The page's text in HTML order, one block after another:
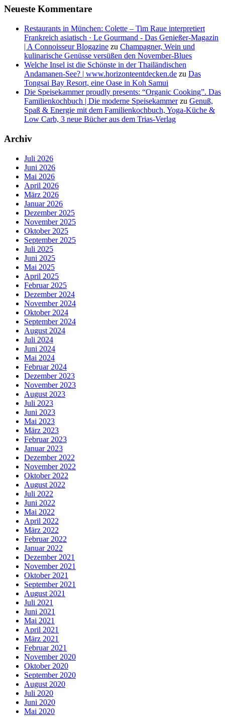
Neueste Kommentare
Restaurants in München: Colette – Tim Raue interpretiert
Frankreich asiatisch · Le Gourmand - Das Genießer-Magazin
| A Connoisseur Blogazine zu Champagner, Wein und
kulinarische Genüsse versüßen den November-Blues
Welche Insel ist die Schönste in der Thailändischen
Andamanen-See? | www.horizonteentdecken.de zu Das
Tongsai Bay Resort, eine Oase in Koh Samui
Die Speisekammer proudly presents: “Organic Cooking”. Das
Familienkochbuch | Die moderne Speisekammerzu Genuß,
Spaß & Energie mit dem Familienkochbuch, Yoga-Küche &
Low Carb, 3 neue Bücher aus dem Trias-Verlag
Archiv
Juli 2026
Juni 2026
Mai 2026
April 2026
März 2026
Januar 2026
Dezember 2025
November 2025
Oktober 2025
September 2025
Juli 2025
Juni 2025
Mai 2025
April 2025
Februar 2025
Dezember 2024
November 2024
Oktober 2024
September 2024
August 2024
Juli 2024
Juni 2024
Mai 2024
Februar 2024
Dezember 2023
November 2023
August 2023
Juli 2023
Juni 2023
Mai 2023
März 2023
Februar 2023
Januar 2023
Dezember 2022
November 2022
Oktober 2022
August 2022
Juli 2022
Juni 2022
Mai 2022
April 2022
März 2022
Februar 2022
Januar 2022
Dezember 2021
November 2021
Oktober 2021
September 2021
August 2021
Juli 2021
Juni 2021
Mai 2021
April 2021
März 2021
Februar 2021
November 2020
Oktober 2020
September 2020
August 2020
Juli 2020
Juni 2020
Mai 2020